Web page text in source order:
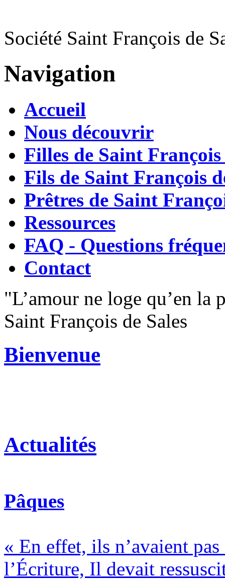
Société Saint François de
Navigation
Accueil
Nous découvrir
Filles de Saint François
Fils de Saint François
Prêtres de Saint
Ressources
FAQ - Questions
Contact
"L’amour ne loge qu’en la
Saint François de Sales
Bienvenue
Actualités
Pâques
« En effet, ils n’avaient
l’Écriture, Il devait